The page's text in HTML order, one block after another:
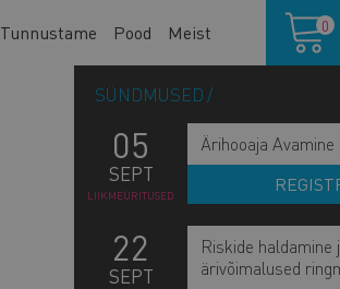
Tunnustame Pood Meist
Ostukorv
0
SÜNDMUSED
05
SEPT
LIIKMEÜRITUSED
Ärihooaja Avamine
22
SEPT
Riskide haldamine
ärivõimalused